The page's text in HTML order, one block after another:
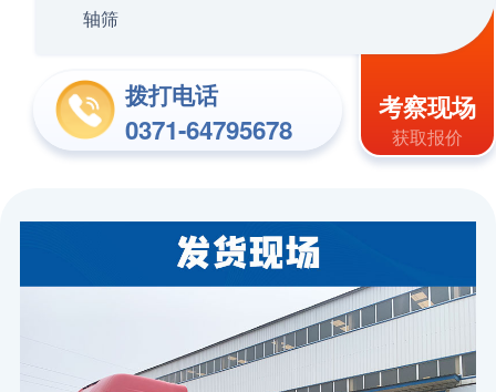
轴筛
拨打电话
0371-64795678
考察现场
获取报价